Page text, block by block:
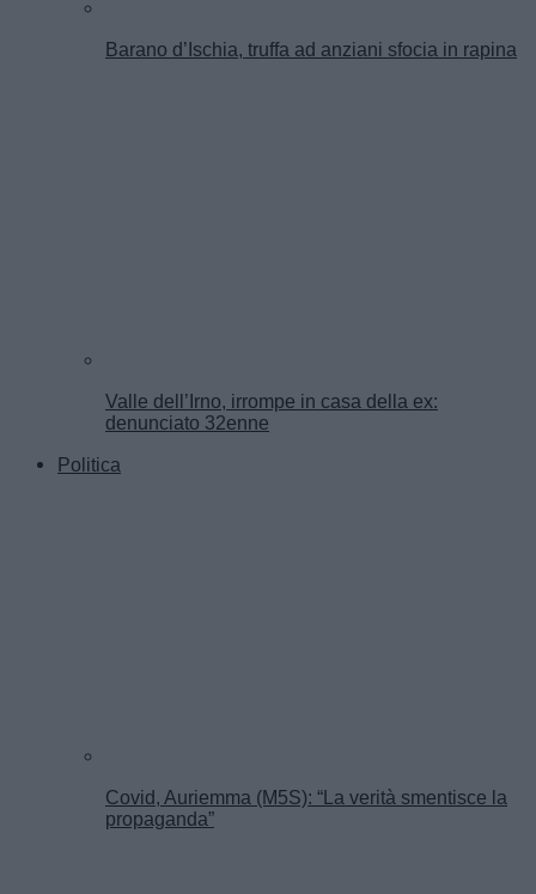
Barano d’Ischia, truffa ad anziani sfocia in rapina
Valle dell’Irno, irrompe in casa della ex:
denunciato 32enne
Politica
Covid, Auriemma (M5S): “La verità smentisce la
propaganda”